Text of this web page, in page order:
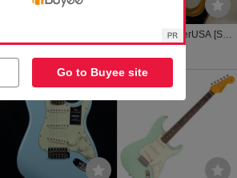
ラシック50s ストラトキ
ャスター 美品
u51490 FernderUSA [Stra
tocaster 1979年製] PU交
換(CustomShop製) 中古
エレキギター
送料無料
Go to Buyee site